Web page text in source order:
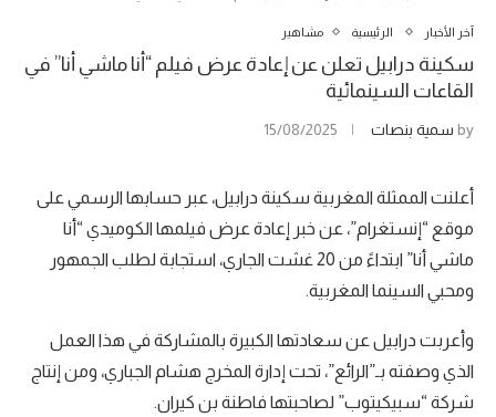
آخر الأخبار الرئيسية مشاهير
سكينة درابيل تعلن عن إعادة عرض فيلم “أنا ماشي أنا” في
القاعات السينمائية
by سمية بنصات 15/08/2025
أعلنت الممثلة المغربية سكينة درابيل، عبر حسابها الرسمي على
موقع “إنستغرام”، عن خبر إعادة عرض فيلمها الكوميدي “أنا
ماشي أنا” ابتداءً من 20 غشت الجاري، استجابة لطلب الجمهور
ومحبي السينما المغربية.
وأعربت درابيل عن سعادتها الكبيرة بالمشاركة في هذا العمل
الذي وصفته بـ”الرائع”، تحت إدارة المخرج هشام الجباري، ومن إنتاج
شركة “سبيكيتوب” لصاحبتها فاطنة بن كيران.